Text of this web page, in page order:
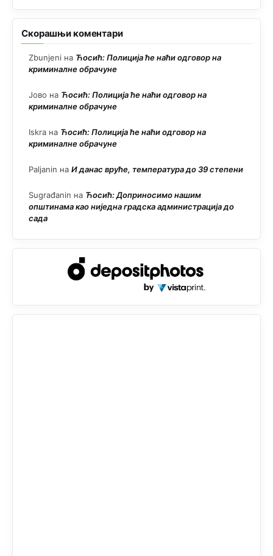
Скорашњи коментари
Zbunjeni на Ћосић: Полиција ће наћи одговор на
криминалне обрачуне
Јово на Ћосић: Полиција ће наћи одговор на
криминалне обрачуне
Iskra на Ћосић: Полиција ће наћи одговор на
криминалне обрачуне
Paljanin на И данас вруће, температура до 39 степени
Sugrađanin на Ћосић: Доприносимо нашим
општинама као ниједна градска администрација до
сада